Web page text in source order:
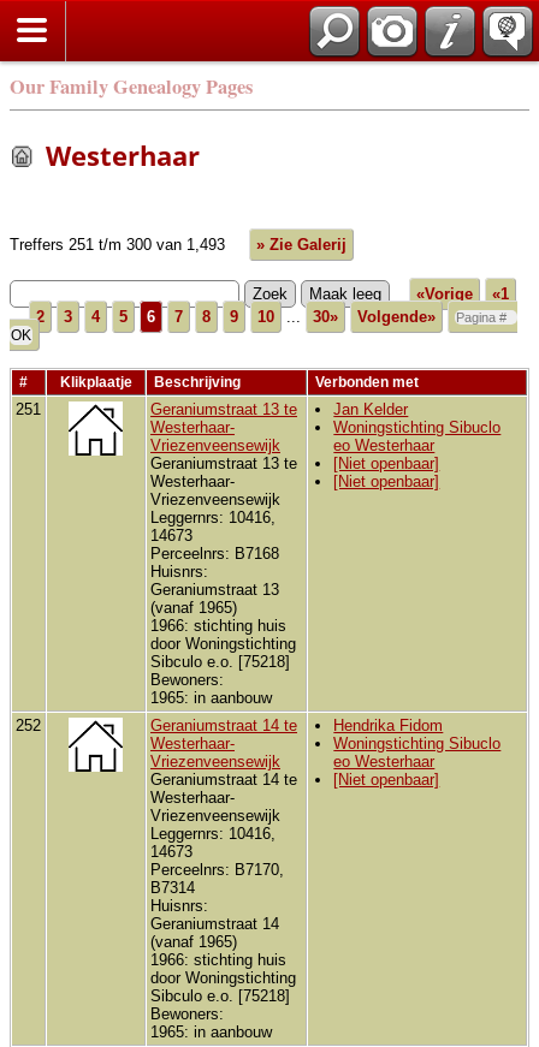
Our Family Genealogy Pages
Westerhaar
Treffers 251 t/m 300 van 1,493 » Zie Galerij
«Vorige
«1
... 2 3 4 5 6 7 8 9 10 ... 30» Volgende»
# Klikplaatje Beschrijving Verbonden met
251
Geraniumstraat 13 te
Westerhaar-
Vriezenveensewijk
Geraniumstraat 13 te
Westerhaar-
Vriezenveensewijk
Leggernrs: 10416,
14673
Perceelnrs: B7168
Huisnrs:
Geraniumstraat 13
(vanaf 1965)
1966: stichting huis
door Woningstichting
Sibculo e.o. [75218]
Bewoners:
1965: in aanbouw
Jan Kelder
Woningstichting Sibuclo
eo Westerhaar
[Niet openbaar]
[Niet openbaar]
252
Geraniumstraat 14 te
Westerhaar-
Vriezenveensewijk
Geraniumstraat 14 te
Westerhaar-
Vriezenveensewijk
Leggernrs: 10416,
14673
Perceelnrs: B7170,
B7314
Huisnrs:
Geraniumstraat 14
(vanaf 1965)
1966: stichting huis
door Woningstichting
Sibculo e.o. [75218]
Bewoners:
1965: in aanbouw
Hendrika Fidom
Woningstichting Sibuclo
eo Westerhaar
[Niet openbaar]